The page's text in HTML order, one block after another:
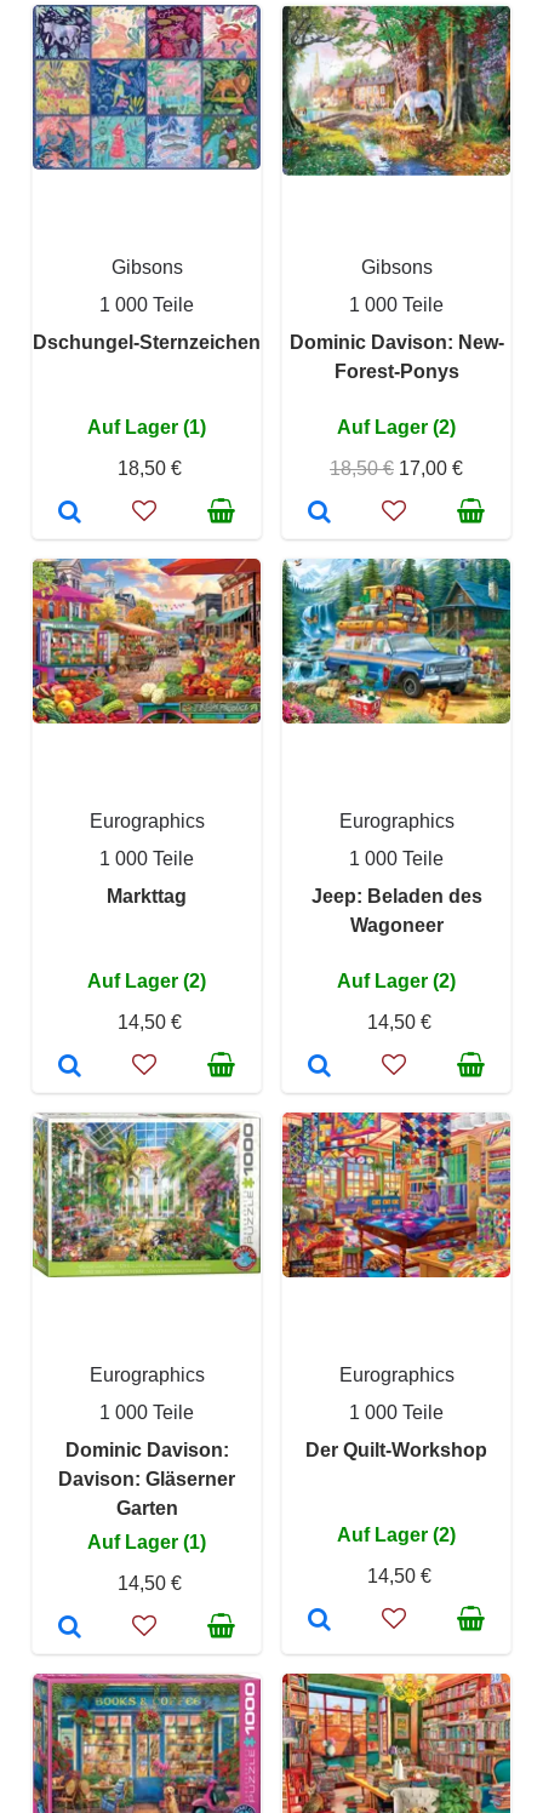
Gibsons
1 000 Teile
Dschungel-Sternzeichen
Auf Lager (1)
18,50 €
Gibsons
1 000 Teile
Dominic Davison: New-
Forest-Ponys
Auf Lager (2)
18,50 € 17,00 €
Eurographics
1 000 Teile
Markttag
Auf Lager (2)
14,50 €
Eurographics
1 000 Teile
Jeep: Beladen des
Wagoneer
Auf Lager (2)
14,50 €
Eurographics
1 000 Teile
Dominic Davison:
Davison: Gläserner
Garten
Auf Lager (1)
14,50 €
Eurographics
1 000 Teile
Der Quilt-Workshop
Auf Lager (2)
14,50 €